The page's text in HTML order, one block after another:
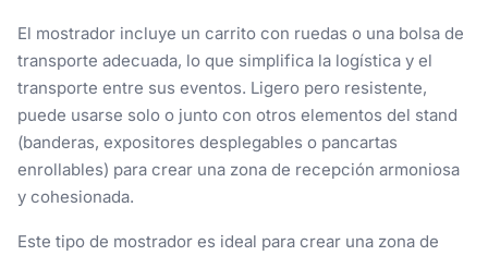
El mostrador incluye un carrito con ruedas o una bolsa de
transporte adecuada, lo que simplifica la logística y el
transporte entre sus eventos. Ligero pero resistente,
puede usarse solo o junto con otros elementos del stand
(banderas, expositores desplegables o pancartas
enrollables) para crear una zona de recepción armoniosa
y cohesionada.
Este tipo de mostrador es ideal para crear una zona de